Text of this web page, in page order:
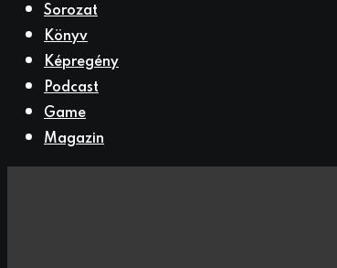
Sorozat
Könyv
Képregény
Podcast
Game
Magazin